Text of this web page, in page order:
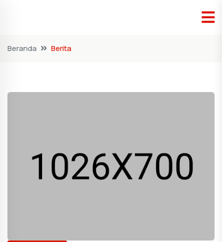
Beranda Berita